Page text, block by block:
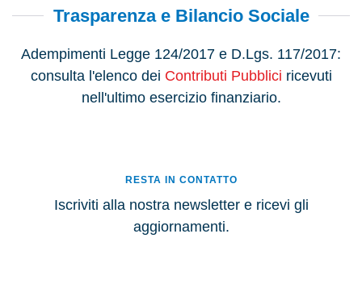
Trasparenza e Bilancio Sociale
Adempimenti Legge 124/2017 e D.Lgs. 117/2017:
consulta l'elenco dei Contributi Pubblici ricevuti
nell'ultimo esercizio finanziario.
RESTA IN CONTATTO
Iscriviti alla nostra newsletter e ricevi gli
aggiornamenti.